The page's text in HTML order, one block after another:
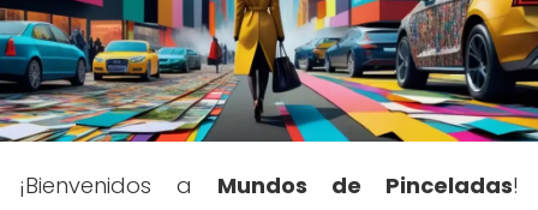
¡Bienvenidos a Mundos de Pinceladas!